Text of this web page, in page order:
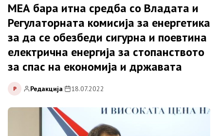
МЕА бара итна средба со Владата и
Регулаторната комисија за енергетика
за да се обезбеди сигурна и поевтина
електрична енергија за стопанството
за спас на економија и државата
Р Редакција| 18.07.2022